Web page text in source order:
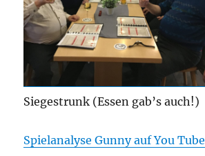
Siegestrunk (Essen gab’s auch!)
Spielanalyse Gunny auf You Tube